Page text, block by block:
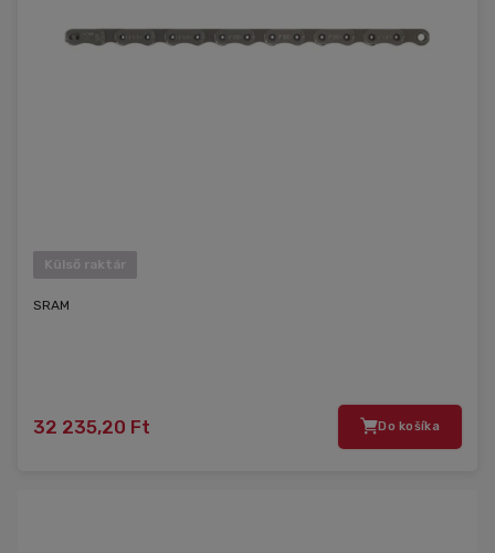
Külső raktár
SRAM
32 235,20 Ft Do košíka